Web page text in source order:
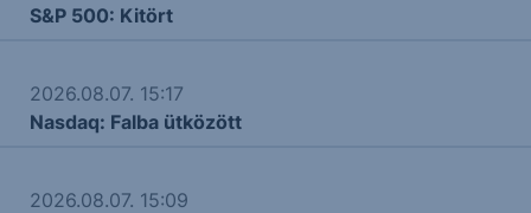
S&P 500: Kitört
2026.08.07. 15:17
Nasdaq: Falba ütközött
2026.08.07. 15:09